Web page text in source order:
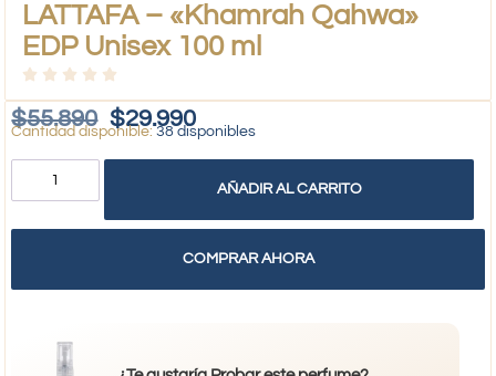
LATTAFA – «Khamrah Qahwa»
EDP Unisex 100 ml
$55.890 $29.990
38 disponibles
AÑADIR AL CARRITO
COMPRAR AHORA